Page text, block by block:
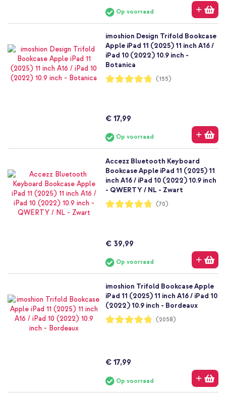
Op voorraad
imoshion Design Trifold Bookcase
Apple iPad 11 (2025) 11 inch A16 /
iPad 10 (2022) 10.9 inch -
Botanica
Waardering:
95%
(155)
€ 17,99
Op voorraad
Accezz Bluetooth Keyboard
Bookcase Apple iPad 11 (2025) 11
inch A16 / iPad 10 (2022) 10.9 inch
- QWERTY / NL - Zwart
Waardering:
95%
(70)
€ 39,99
Op voorraad
imoshion Trifold Bookcase Apple
iPad 11 (2025) 11 inch A16 / iPad 10
(2022) 10.9 inch - Bordeaux
Waardering:
95%
(2058)
€ 17,99
Op voorraad